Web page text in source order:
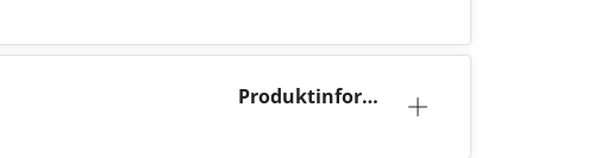
Produktinforma